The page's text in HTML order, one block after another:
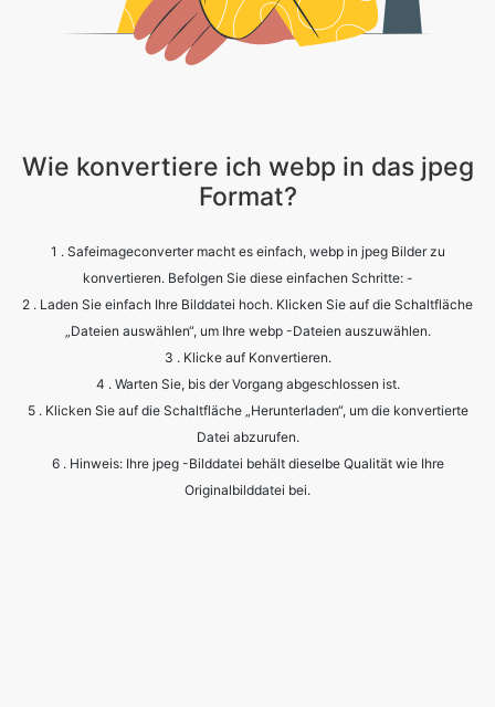
Wie konvertiere ich webp in das jpeg
1 . Safeimageconverter macht es einfach, webp in jpeg Bilder zu
konvertieren. Befolgen Sie diese einfachen Schritte: -
2 . Laden Sie einfach Ihre Bilddatei hoch. Klicken Sie auf die Schaltfläche
3 . Klicke auf Konvertieren.
4 . Warten Sie, bis der Vorgang abgeschlossen ist.
5 . Klicken Sie auf die Schaltfläche „Herunterladen“, um die konvertierte
Datei abzurufen.
6 . Hinweis: Ihre jpeg -Bilddatei behält dieselbe Qualität wie Ihre
Originalbilddatei bei.